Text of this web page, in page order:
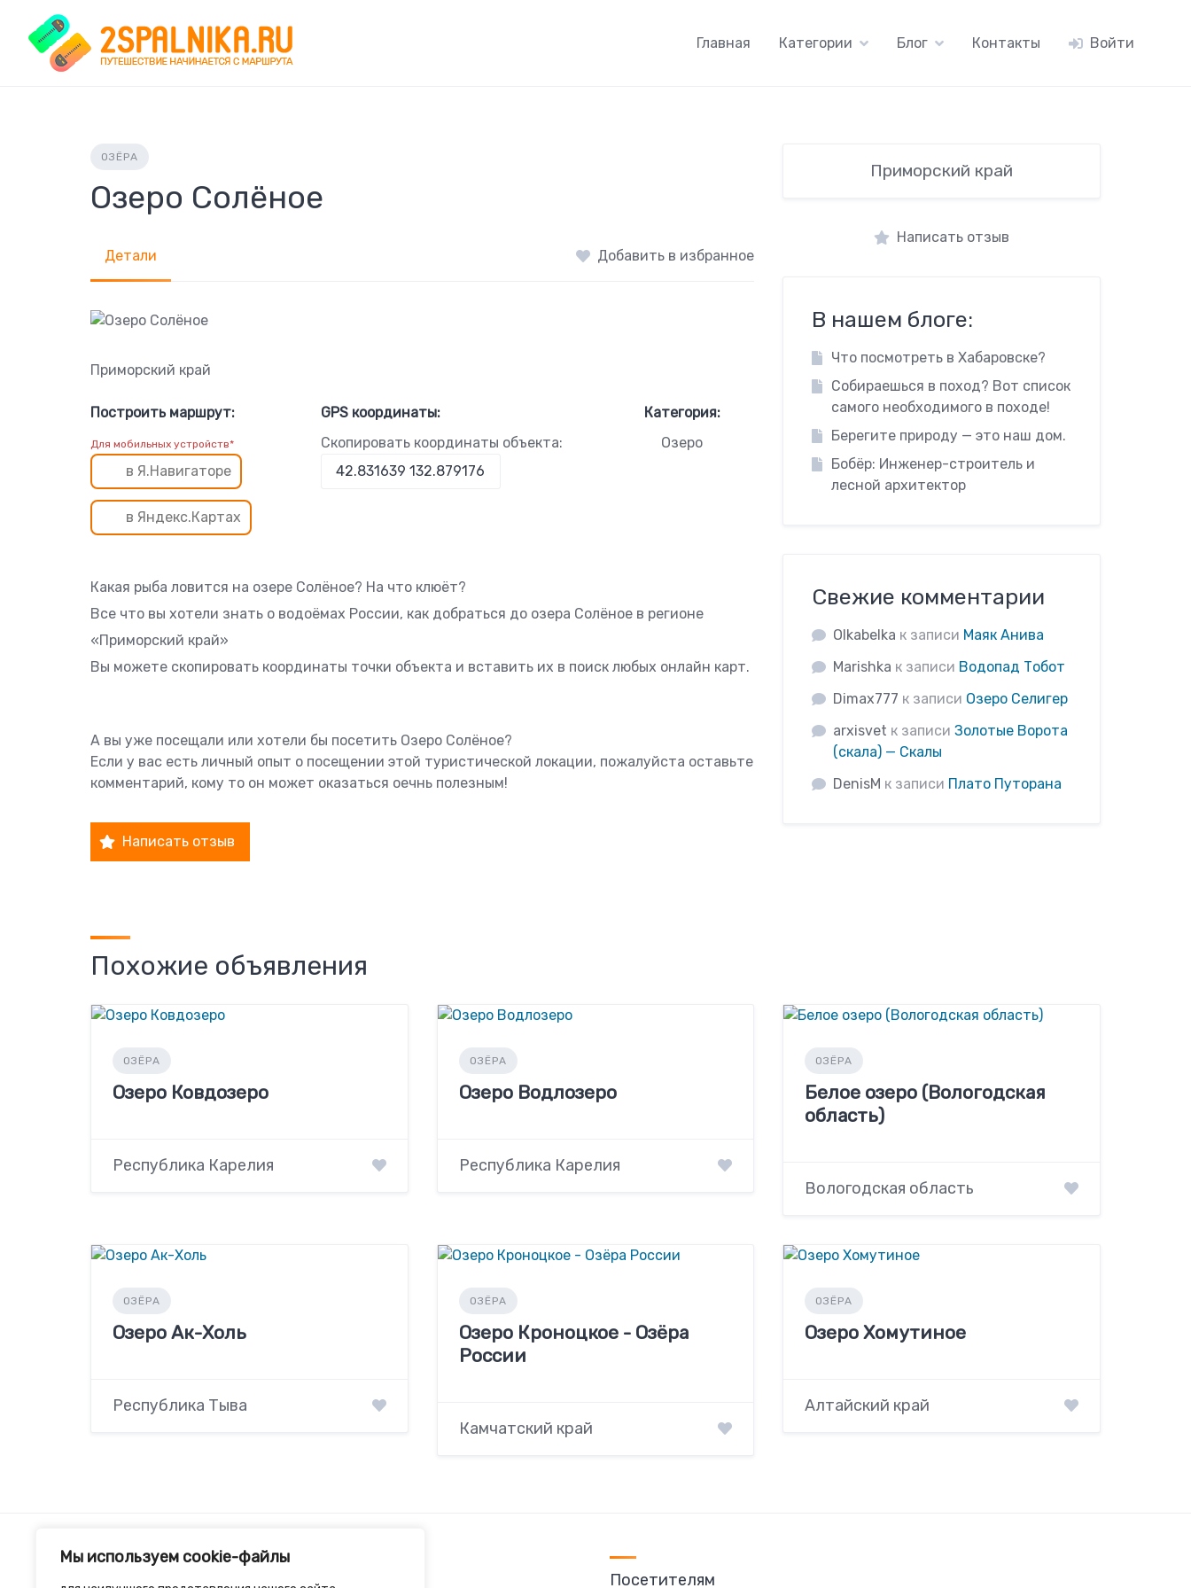
Мы используем cookie-файлы
content
Главная Категории Блог Контакты Войти
ОЗЁРА
Озеро Солёное
Детали Добавить в избранное
Приморский край
Построить маршрут:
Для мобильных устройств*
в Я.Навигаторе
в Яндекс.Картах
GPS координаты:
Скопировать координаты объекта:
Категория:
Озеро
Какая рыба ловится на озере Солёное? На что клюёт?
Все что вы хотели знать о водоёмах России, как добраться до озера Солёное в регионе
«Приморский край»
Вы можете скопировать координаты точки объекта и вставить их в поиск любых онлайн карт.
А вы уже посещали или хотели бы посетить Озеро Солёное?
Если у вас есть личный опыт о посещении этой туристической локации, пожалуйста оставьте
комментарий, кому то он может оказаться оечнь полезным!
Написать отзыв
Приморский край
Написать отзыв
В нашем блоге:
Что посмотреть в Хабаровске?
Собираешься в поход? Вот список
самого необходимого в походе!
Берегите природу — это наш дом.
Бобёр: Инженер-строитель и
лесной архитектор
Свежие комментарии
Olkabelka к записи Маяк Анива
Marishka к записи Водопад Тобот
Dimax777 к записи Озеро Селигер
arxisvet к записиЗолотые Ворота
(скала) — Скалы
DenisM к записи Плато Путорана
Похожие объявления
ОЗЁРА
Озеро Ковдозеро
Республика Карелия
ОЗЁРА
Озеро Водлозеро
Республика Карелия
ОЗЁРА
Белое озеро (Вологодская
область)
Вологодская область
ОЗЁРА
Озеро Ак-Холь
Республика Тыва
ОЗЁРА
Озеро Кроноцкое - Озёра
России
Камчатский край
ОЗЁРА
Озеро Хомутиное
Алтайский край
Посетителям